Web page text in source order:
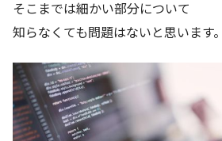
そこまでは細かい部分について
知らなくても問題はないと思います。